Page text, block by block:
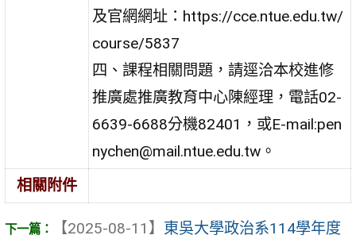
及官網網址：https://cce.ntue.edu.tw/
course/5837
四、課程相關問題，請逕洽本校進修
推廣處推廣教育中心陳經理，電話02-
6639-6688分機82401，或E-mail:pen
nychen@mail.ntue.edu.tw。
相關附件
【2025-08-11】 東吳大學政治系114學年度